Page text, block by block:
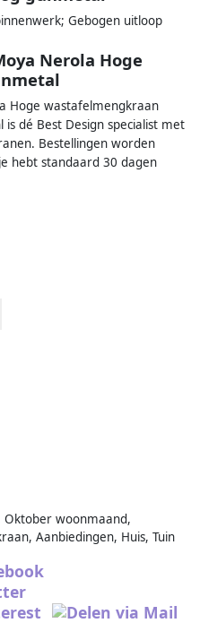
Gebogen uitloop
Nerola Hoge
Hoge wastafelmengkraan
dé Best Design specialist met
Bestellingen worden
hebt standaard 30 dagen
Oktober woonmaand,
Aanbiedingen, Huis, Tuin